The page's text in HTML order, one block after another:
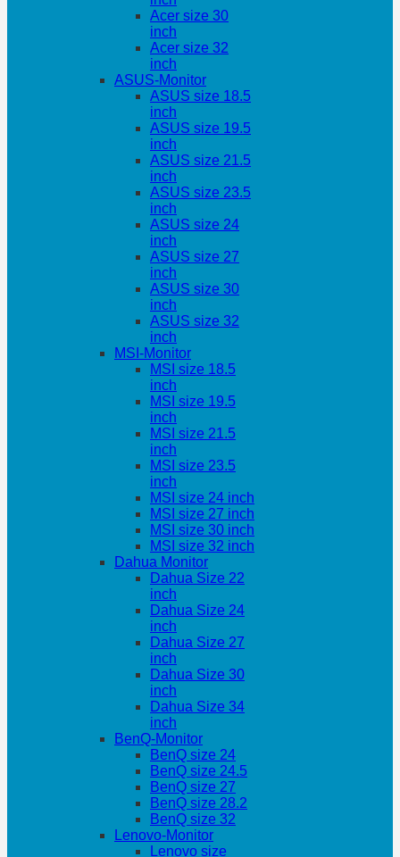
Acer size 30
inch
Acer size 32
inch
ASUS-Monitor
ASUS size 18.5
inch
ASUS size 19.5
inch
ASUS size 21.5
inch
ASUS size 23.5
inch
ASUS size 24
inch
ASUS size 27
inch
ASUS size 30
inch
ASUS size 32
inch
MSI-Monitor
MSI size 18.5
inch
MSI size 19.5
inch
MSI size 21.5
inch
MSI size 23.5
inch
MSI size 24 inch
MSI size 27 inch
MSI size 30 inch
MSI size 32 inch
Dahua Monitor
Dahua Size 22
inch
Dahua Size 24
inch
Dahua Size 27
inch
Dahua Size 30
inch
Dahua Size 34
inch
BenQ-Monitor
BenQ size 24
BenQ size 24.5
BenQ size 27
BenQ size 28.2
BenQ size 32
Lenovo-Monitor
Lenovo size